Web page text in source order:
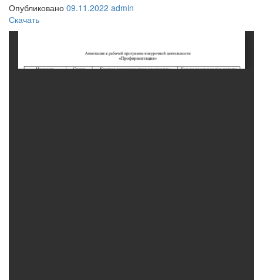
Опубликовано 09.11.2022 admin
Скачать